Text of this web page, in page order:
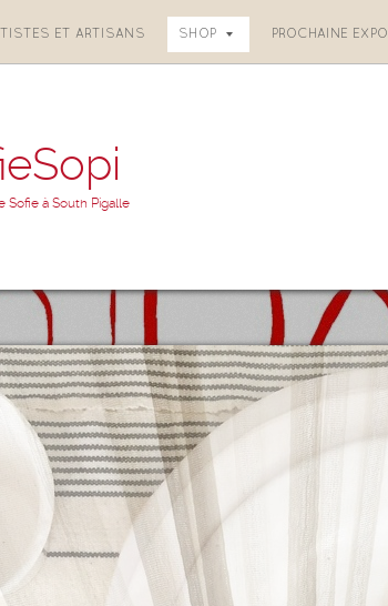
Sofie à South Pigalle
ET ARTISANS SHOP PROCHAINE EXPO